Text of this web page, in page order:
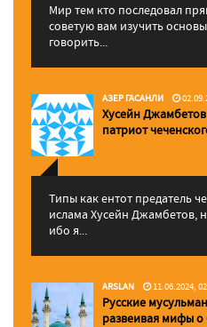
Мир тем кто последовал
советую вам изучить
говорить...
АЗЕР ГАСАНЛИ
Хусейн
патриот
Типы как ентот предатель
ислама Хусейн Джамбетов,
ибо я...
ARSLAN 11.06.2024,
Русские
pазвеивая мифы